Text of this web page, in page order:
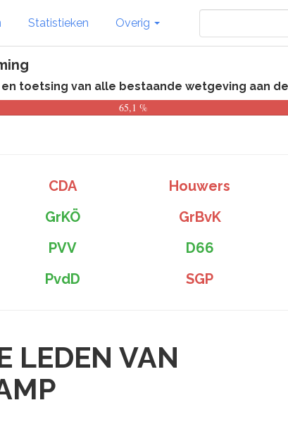
Statistieken Overig
toetsing van alle bestaande wetgeving aan
65,1 %
CDA
Houwers
GrKÖ
GrBvK
PVV
D66
PvdD SGP
LEDEN VAN